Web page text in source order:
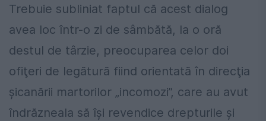
Trebuie subliniat faptul că acest dialog
avea loc într-o zi de sâmbătă, la o oră
destul de târzie, preocuparea celor doi
ofiţeri de legătură fiind orientată în direcţia
şicanării martorilor „incomozi”, care au avut
îndrăzneala să îşi revendice drepturile şi